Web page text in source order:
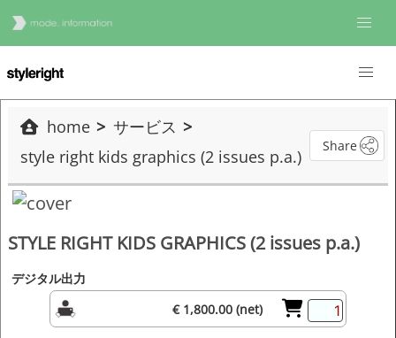
home
サービス
style right kids graphics (2 issues p.a.)
Share
STYLE RIGHT KIDS GRAPHICS (2 issues p.a.)
デジタル出力
€ 1,800.00 (net)